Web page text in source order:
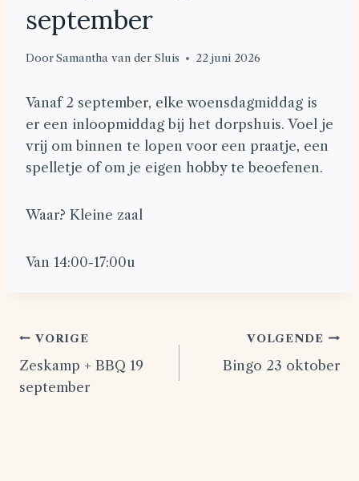
september
DoorSamantha van der Sluis 22 juni 2026
Vanaf 2 september, elke woensdagmiddag is
er een inloopmiddag bij het dorpshuis. Voel je
vrij om binnen te lopen voor een praatje, een
spelletje of om je eigen hobby te beoefenen.
Waar? Kleine zaal
Van 14:00-17:00u
Bericht
navigatie
VORIGE
Zeskamp + BBQ 19
september
VOLGENDE
Bingo 23 oktober